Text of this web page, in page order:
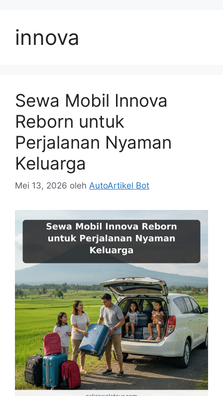
innova
Sewa Mobil Innova
Reborn untuk
Perjalanan Nyaman
Keluarga
Mei 13, 2026 oleh AutoArtikel Bot